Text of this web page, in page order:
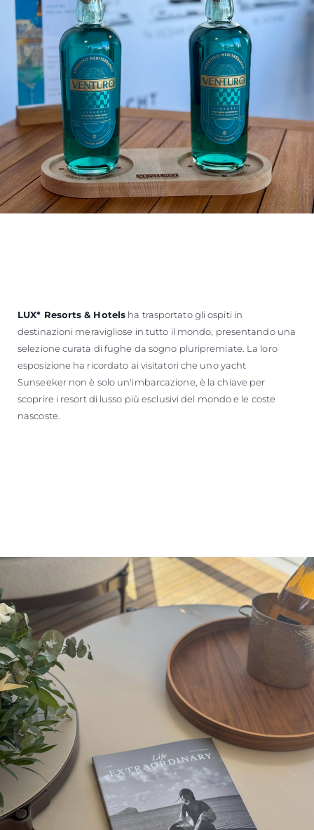
LUX* Resorts & Hotels ha trasportato gli ospiti in
destinazioni meravigliose in tutto il mondo, presentando una
selezione curata di fughe da sogno pluripremiate. La loro
esposizione ha ricordato ai visitatori che uno yacht
Sunseeker non è solo un'imbarcazione, è la chiave per
scoprire i resort di lusso più esclusivi del mondo e le coste
nascoste.